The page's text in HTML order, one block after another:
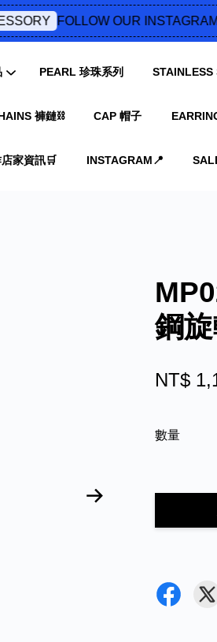
FOLLOW OUR INSTAGRAM:
PEARL 珍珠系列 STAINLESS
褲鏈⛓️ CAP 帽子
家資訊🛒 INSTAGRAM📍
鋼
NT$
數量